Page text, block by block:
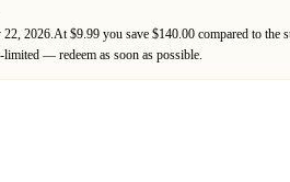
22, 2026.At $9.99 you save $140.00 compared to the
limited — redeem as soon as possible.